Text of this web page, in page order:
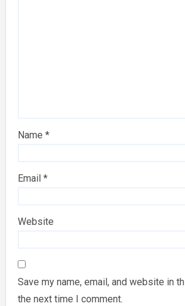
Name*
Email*
Website
Save my name, email, and website in
the next time I comment.